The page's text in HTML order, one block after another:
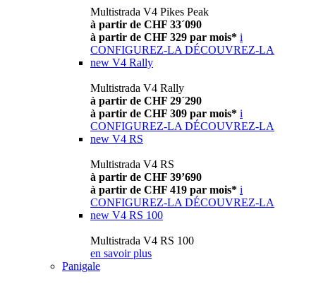
Multistrada V4 Pikes Peak
à partir de CHF 33´090
à partir de CHF 329 par mois* i
CONFIGUREZ-LA DÉCOUVREZ-LA
new V4 Rally
Multistrada V4 Rally
à partir de CHF 29´290
à partir de CHF 309 par mois* i
CONFIGUREZ-LA DÉCOUVREZ-LA
new V4 RS
Multistrada V4 RS
à partir de CHF 39’690
à partir de CHF 419 par mois* i
CONFIGUREZ-LA DÉCOUVREZ-LA
new V4 RS 100
Multistrada V4 RS 100
en savoir plus
Panigale